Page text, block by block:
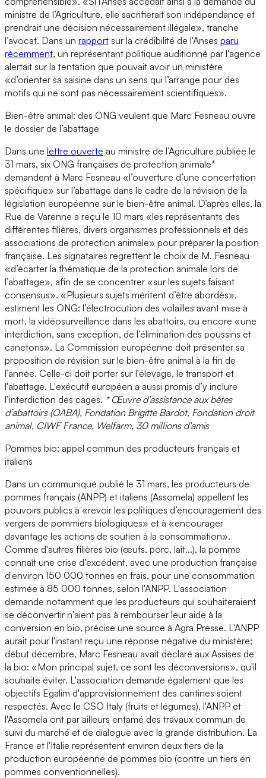
ministre de l’Agriculture, elle sacrifierait son indépendance et
prendrait une décision nécessairement illégale», tranche
l’avocat. Dans un rapport sur la crédibilité de l'Anses paru
récemment, un représentant politique auditionné par l'agence
alertait sur la tentation que pouvait avoir un ministère
«d’orienter sa saisine dans un sens qui l’arrange pour des
motifs qui ne sont pas nécessairement scientifiques».
Bien-être animal: des ONG veulent que Marc Fesneau ouvre
le dossier de l’abattage
Dans une lettre ouverte au ministre de l’Agriculture publiée le
31 mars, six ONG françaises de protection animale*
demandent à Marc Fesneau «l’ouverture d’une concertation
spécifique» sur l’abattage dans le cadre de la révision de la
législation européenne sur le bien-être animal. D’après elles, la
Rue de Varenne a reçu le 10 mars «les représentants des
différentes filières, divers organismes professionnels et des
associations de protection animale» pour préparer la position
française. Les signataires regrettent le choix de M. Fesneau
«d’écarter la thématique de la protection animale lors de
l’abattage», afin de se concentrer «sur les sujets faisant
consensus». «Plusieurs sujets méritent d’être abordés»,
estiment les ONG: l’électrocution des volailles avant mise à
mort, la vidéosurveillance dans les abattoirs, ou encore «une
interdiction, sans exception, de l’élimination des poussins et
canetons». La Commission européenne doit présenter sa
proposition de révision sur le bien-être animal à la fin de
l’année. Celle-ci doit porter sur l'élevage, le transport et
l'abattage. L'exécutif européen a aussi promis d’y inclure
l’interdiction des cages. * Œuvre d’assistance aux bêtes
d’abattoirs (OABA), Fondation Brigitte Bardot, Fondation droit
animal, CIWF France, Welfarm, 30 millions d’amis
Pommes bio: appel commun des producteurs français et
italiens
Dans un communiqué publié le 31 mars, les producteurs de
pommes français (ANPP) et italiens (Assomela) appellent les
pouvoirs publics à «revoir les politiques d’encouragement des
vergers de pommiers biologiques» et à «encourager
davantage les actions de soutien à la consommation».
Comme d'autres filières bio (œufs, porc, lait...), la pomme
connaît une crise d'excédent, avec une production française
d'environ 150 000 tonnes en frais, pour une consommation
estimée à 85 000 tonnes, selon l'ANPP. L'association
demande notamment que les producteurs qui souhaiteraient
se déconvertir n'aient pas à rembourser leur aide à la
conversion en bio, précise une source à Agra Presse. L'ANPP
aurait pour l'instant reçu une réponse négative du ministère;
début décembre, Marc Fesneau avait déclaré aux Assises de
la bio: «Mon principal sujet, ce sont les déconversions», qu'il
souhaite éviter. L'association demande également que les
objectifs Egalim d'approvisionnement des cantines soient
respectés. Avec le CSO Italy (fruits et légumes), l'ANPP et
l'Assomela ont par ailleurs entamé des travaux commun de
suivi du marché et de dialogue avec la grande distribution. La
France et l'Italie représentent environ deux tiers de la
production européenne de pommes bio (contre un tiers en
pommes conventionnelles).